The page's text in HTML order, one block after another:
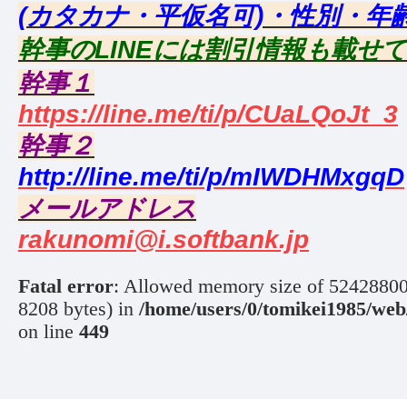
(カタカナ・平仮名可)・性別・年
幹事のLINEには割引情報も載せ
幹事１
https://line.me/ti/p/CUaLQoJt_3
幹事２
http://line.me/ti/p/mIWDHMxgqD
メールアドレス
rakunomi@i.softbank.jp
Fatal error: Allowed memory size of
8208 bytes) in /home/users/0/tomikei1985/
on line 449